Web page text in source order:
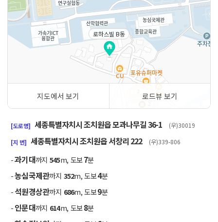
로하스빌 B동
지도에서 보기 로드뷰 보기
[도로명] 세종특별자치시 조치원읍 모과나무길 36-1 (우)30019
[지 번] 세종특별자치시 조치원읍 서창리 222 (우)339-806
-과기대까지 545m, 도보7분
-농심국제관까지 352m, 도보4분
-석원경상관까지 686m, 도보9분
-인문대까지 614m, 도보8분